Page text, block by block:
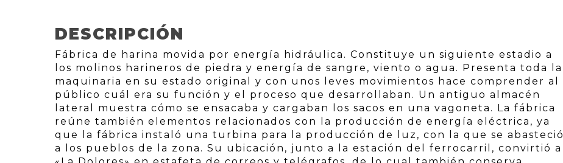
DESCRIPCIÓN
Fábrica de harina movida por energía hidráulica. Constituye un siguiente estadio a
los molinos harineros de piedra y energía de sangre, viento o agua. Presenta toda la
maquinaria en su estado original y con unos leves movimientos hace comprender al
público cuál era su función y el proceso que desarrollaban. Un antiguo almacén
lateral muestra cómo se ensacaba y cargaban los sacos en una vagoneta. La fábrica
reúne también elementos relacionados con la producción de energía eléctrica, ya
que la fábrica instaló una turbina para la producción de luz, con la que se abasteció
a los pueblos de la zona. Su ubicación, junto a la estación del ferrocarril, convirtió a